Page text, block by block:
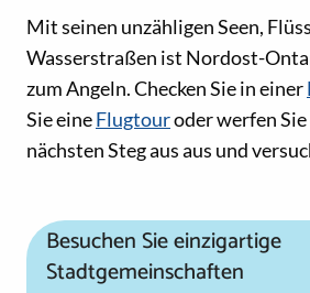
Mit seinen unzähligen Seen,
Wasserstraßen ist Nordost-
zum Angeln. Checken Sie in einer
Sie eineFlugtouroder werfen
nächsten Steg aus aus und
Besuchen Sie einzigartige
Stadtgemeinschaften